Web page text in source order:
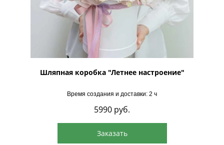
Шляпная коробка "Летнее настроение"
Время создания и доставки: 2 ч
5990 руб.
Заказать